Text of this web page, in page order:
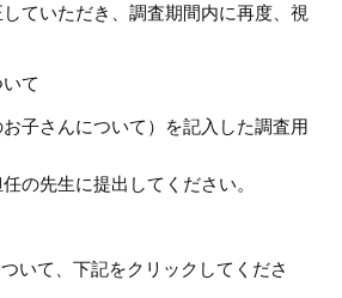
ていただき、調査期間内に再度、視
て
子さんについて）を記入した調査用
の先生に提出してください。
いて、下記をクリックしてくださ